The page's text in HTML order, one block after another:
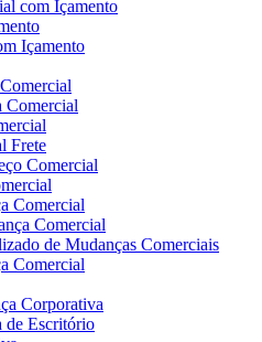
com Içamento
Içamento
Comercial
Frete
Comercial
Comercial
Comercial
de Mudanças Comerciais
Comercial
Corporativa
de Escritório